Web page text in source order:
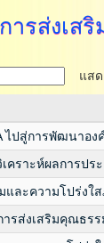
ารส่งเส
แสด
ไปสู่การพัฒนาอง
คราะห์ผลการป
และความโปร่ง
ารส่งเสริมคุณธร